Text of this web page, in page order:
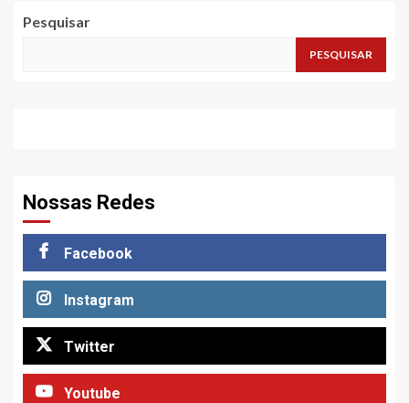
Pesquisar
PESQUISAR
Nossas Redes
Facebook
Instagram
Twitter
Youtube